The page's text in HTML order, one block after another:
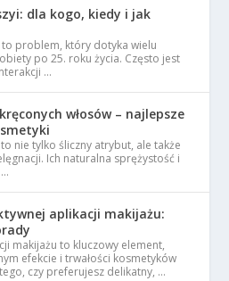
dla kogo, kiedy i jak
to problem, który dotyka wielu
po 25. roku życia. Często jest
…
włosów – najlepsze
to nie tylko śliczny atrybut, ale także
Ich naturalna sprężystość i
aplikacji makijażu:
makijażu to kluczowy element,
efekcie i trwałości kosmetyków
czy preferujesz delikatny, …